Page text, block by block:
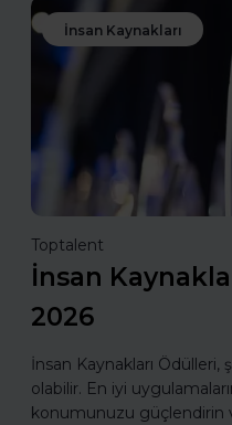
İnsan Kaynakları
Toptalent
İnsan
2026
İnsan Kaynakları Ödülleri,
olabilir. En iyi
konumunuzu güçlendirin